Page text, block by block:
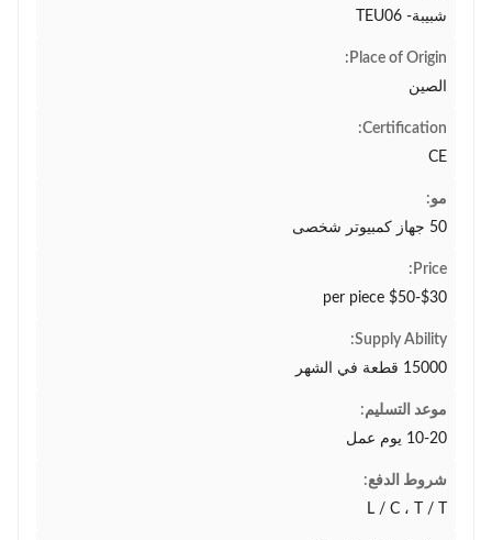
شبيبة- TEU06
Place of Origin:
الصين
Certification:
CE
مو:
50 جهاز كمبيوتر شخصى
Price:
$30-$50 per piece
Supply Ability:
15000 قطعة في الشهر
موعد التسليم:
10-20 يوم عمل
شروط الدفع:
L / C ، T / T